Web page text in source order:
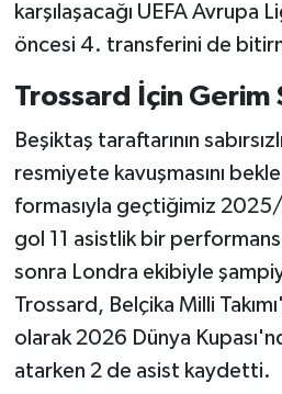
karşılaşacağı UEFA Avrupa
öncesi 4. transferini de
Trossard İçin Gerim
Beşiktaş taraftarının
resmiyete kavuşmasını
formasıyla geçtiğimiz
gol 11 asistlik bir performans
sonra Londra ekibiyle
Trossard, Belçika Milli
olarak 2026 Dünya
atarken 2 de asist kaydetti.
Su Sporları
Diğer Spor Dalları
Futbolcular